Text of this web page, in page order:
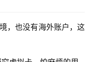
，也没有海外账户，这